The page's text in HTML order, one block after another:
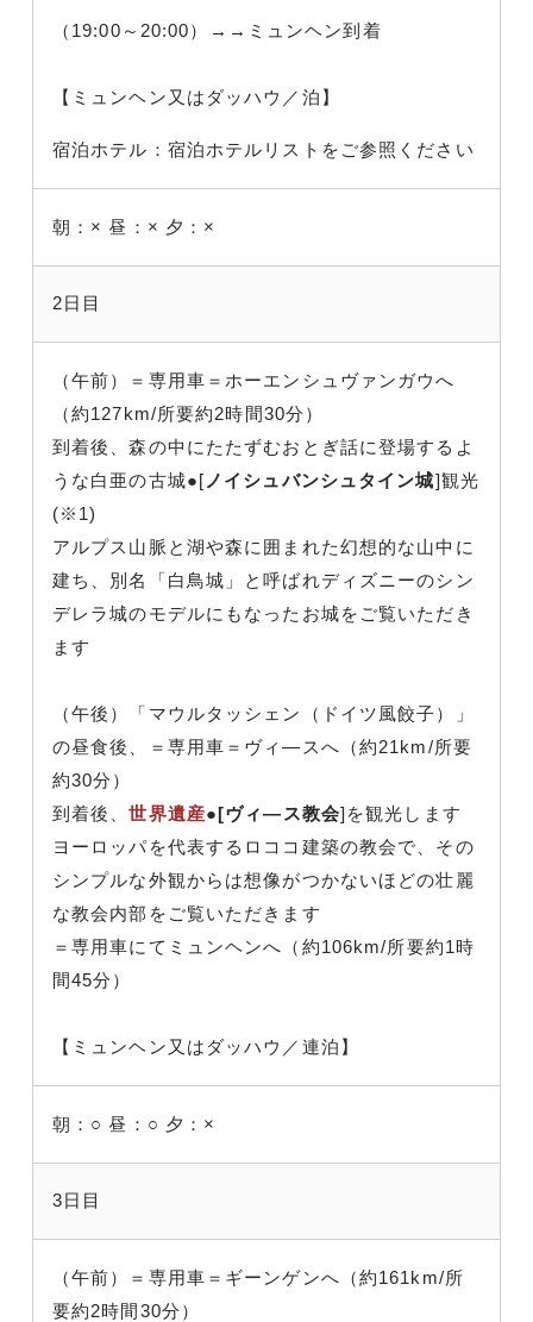
（19:00～20:00）→→ミュンヘン到着
【ミュンヘン又はダッハウ／泊】
宿泊ホテル：宿泊ホテルリストをご参照ください
朝：× 昼：× 夕：×
2日目
（午前）＝専用車＝ホーエンシュヴァンガウへ
（約127km/所要約2時間30分）
到着後、森の中にたたずむおとぎ話に登場するよ
うな白亜の古城●[ ノイシュバンシュタイン城]観光
(※1)
アルプス山脈と湖や森に囲まれた幻想的な山中に
建ち、別名「白鳥城」と呼ばれディズニーのシン
デレラ城のモデルにもなったお城をご覧いただき
ます
（午後）「マウルタッシェン（ドイツ風餃子）」
の昼食後、＝専用車＝ヴィ―スへ（約21km/所要
約30分）
到着後、世界遺産●[ヴィ―ス教会]を観光します
ヨーロッパを代表するロココ建築の教会で、その
シンプルな外観からは想像がつかないほどの壮麗
な教会内部をご覧いただきます
＝専用車にてミュンヘンへ（約106km/所要約1時
間45分）
【ミュンヘン又はダッハウ／連泊】
朝：○ 昼：○ 夕：×
3日目
（午前）＝専用車＝ギーンゲンへ（約161km/所
要約2時間30分）